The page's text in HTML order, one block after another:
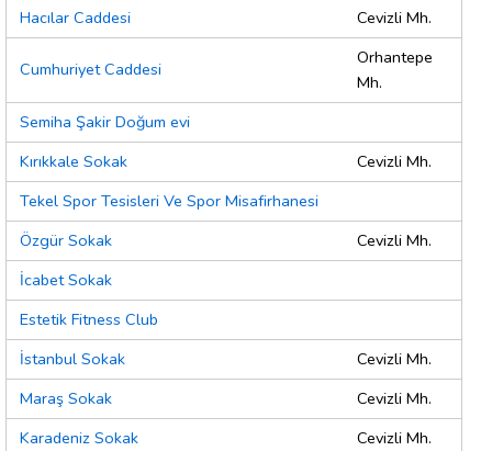
Hacılar Caddesi
Cevizli Mh.
Cumhuriyet Caddesi
Orhantepe
Mh.
Semiha Şakir Doğum evi
Kırıkkale Sokak
Cevizli Mh.
Tekel Spor Tesisleri Ve Spor Misafirhanesi
Özgür Sokak
Cevizli Mh.
İcabet Sokak
Estetik Fitness Club
İstanbul Sokak
Cevizli Mh.
Maraş Sokak
Cevizli Mh.
Karadeniz Sokak
Cevizli Mh.